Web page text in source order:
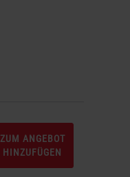
ZUM ANGEBOT
HINZUFÜGEN